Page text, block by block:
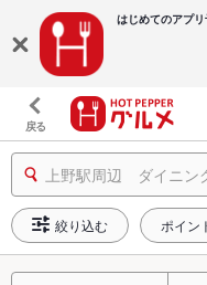
はじめてのアプ
戻る
上野駅周辺 ダイニン
絞り込む ポイン